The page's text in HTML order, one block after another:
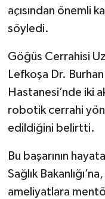
açısından önemli
söyledi.
Göğüs Cerrahisi
Lefkoşa Dr.
Hastanesi’nde iki
robotik cerrahi
edildiğini belirtti.
Bu başarının
Sağlık
ameliyatlara